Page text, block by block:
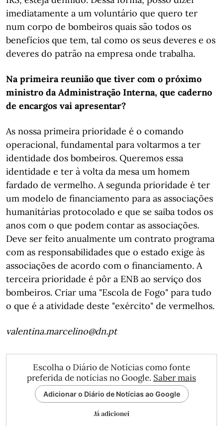
imediatamente a um voluntário que quero ter
num corpo de bombeiros quais são todos os
benefícios que tem, tal como os seus deveres e os
deveres do patrão na empresa onde trabalha.
Na primeira reunião que tiver com o próximo
ministro da Administração Interna, que caderno
de encargos vai apresentar?
As nossa primeira prioridade é o comando
operacional, fundamental para voltarmos a ter
identidade dos bombeiros. Queremos essa
identidade e ter à volta da mesa um homem
fardado de vermelho. A segunda prioridade é ter
um modelo de financiamento para as associações
humanitárias protocolado e que se saiba todos os
anos com o que podem contar as associações.
Deve ser feito anualmente um contrato programa
com as responsabilidades que o estado exige às
associações de acordo com o financiamento. A
terceira prioridade é pôr a ENB ao serviço dos
bombeiros. Criar uma "Escola de Fogo" para tudo
o que é a atividade deste "exército" de vermelhos.
valentina.marcelino@dn.pt
Escolha o Diário de Notícias como fonte
preferida de notícias no Google. Saber mais
Adicionar o Diário de Notícias ao Google
Já adicionei